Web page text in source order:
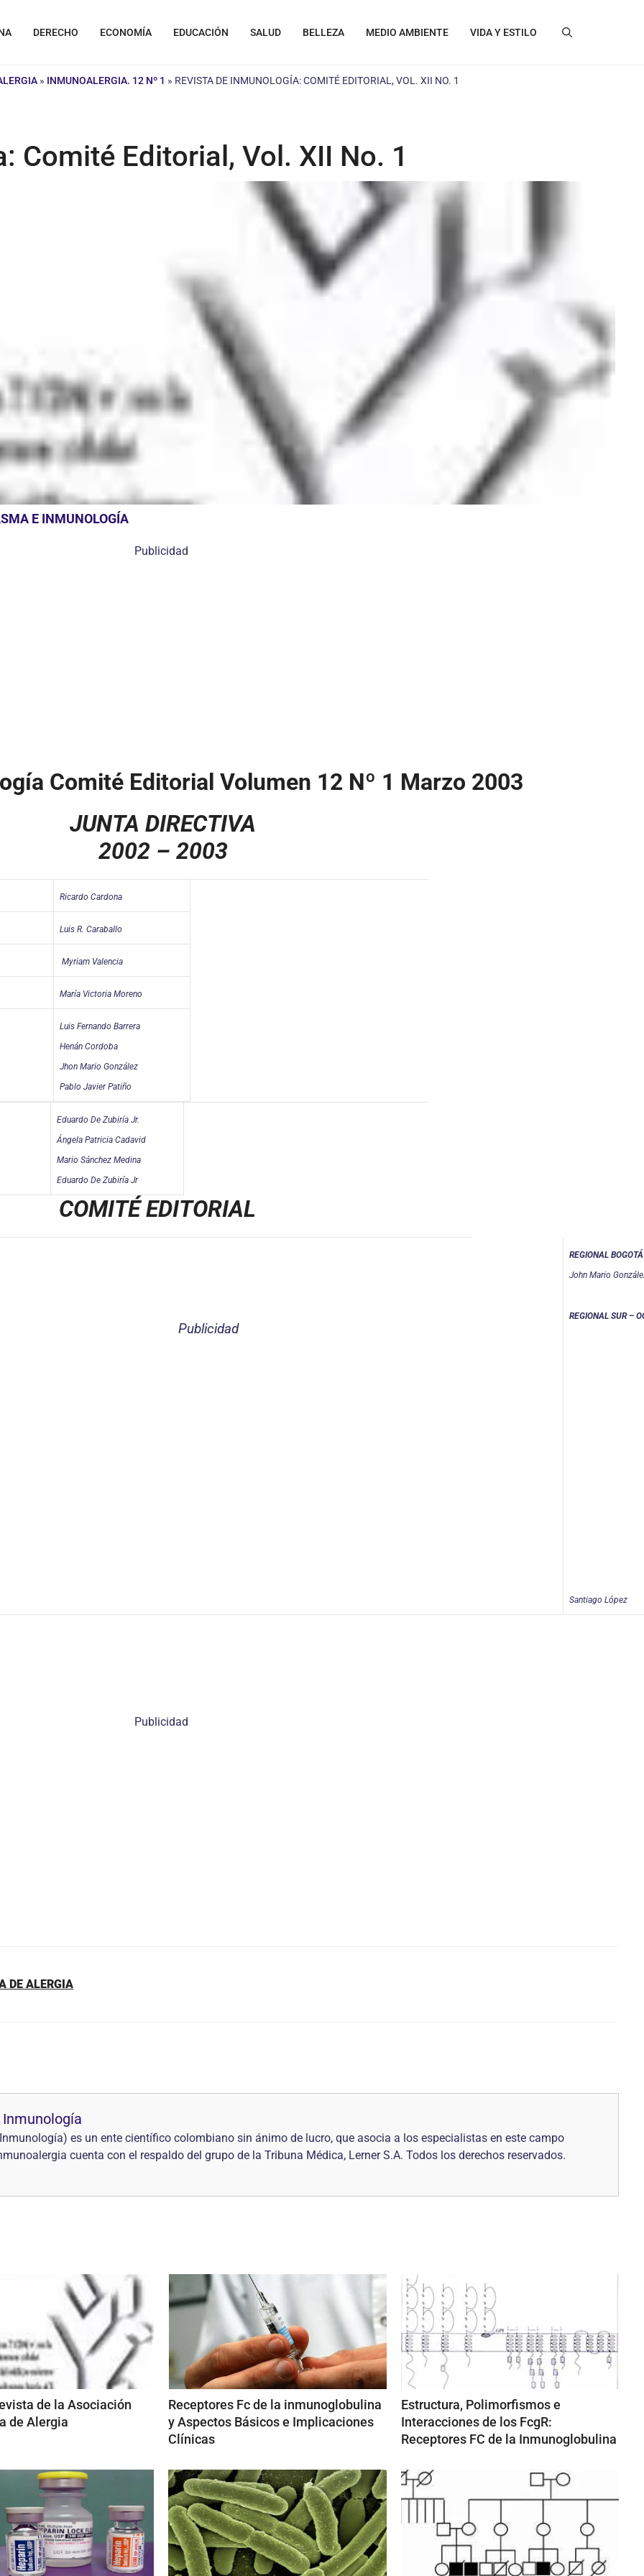
DERECHO ECONOMÍA EDUCACIÓN SALUD BELLEZA MEDIO AMBIENTE VIDA Y ESTILO
» INMUNOALERGIA. 12 Nº 1 » REVISTA DE INMUNOLOGÍA: COMITÉ EDITORIAL, VOL. XII NO. 1
Comité Editorial, Vol. XII No. 1
E INMUNOLOGÍA
Publicidad
Comité Editorial Volumen 12 Nº 1 Marzo 2003
JUNTA DIRECTIVA
2002 – 2003
Ricardo Cardona
Luis R. Caraballo
Myriam Valencia
María Victoria Moreno
Luis Fernando Barrera
Henán Cordoba
Jhon Mario González
Pablo Javier Patiño
Eduardo De Zubiría Jr.
Ángela Patricia Cadavid
Mario Sánchez Medina
Eduardo De Zubiría Jr
COMITÉ EDITORIAL
Publicidad
REGIONAL
John Mario
REGIONAL SUR –
Santiago López
Publicidad
DE ALERGIA
es un ente científico colombiano sin ánimo de lucro, que asocia a los especialistas en este campo
cuenta con el respaldo del grupo de la Tribuna Médica, Lerner S.A. Todos los derechos reservados.
de la Asociación
de Alergia
Receptores Fc de la inmunoglobulina
y Aspectos Básicos e Implicaciones
Clínicas
Estructura, Polimorfismos e
Interacciones de los FcgR:
Receptores FC de la Inmunoglobulina